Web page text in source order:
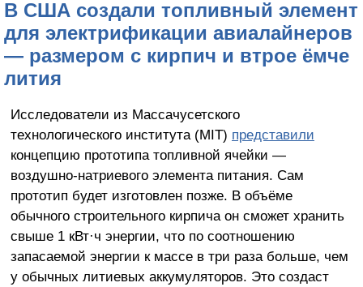
В США создали топливный элемент
для электрификации авиалайнеров
— размером с кирпич и втрое ёмче
лития
Исследователи из Массачусетского
технологического института (MIT) представили
концепцию прототипа топливной ячейки —
воздушно-натриевого элемента питания. Сам
прототип будет изготовлен позже. В объёме
обычного строительного кирпича он сможет хранить
свыше 1 кВт·ч энергии, что по соотношению
запасаемой энергии к массе в три раза больше, чем
у обычных литиевых аккумуляторов. Это создаст